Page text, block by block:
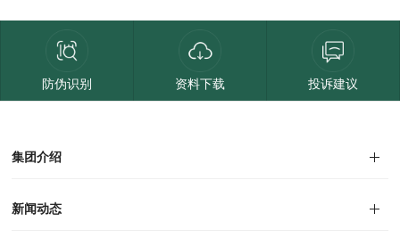
防伪识别 资料下载 投诉建议
集团介绍
集团介绍
企业文化
人才招聘
商学院
VR全景展厅
董事长介绍
新闻动态